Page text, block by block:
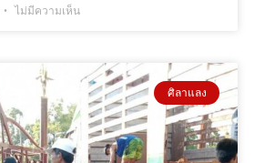
ไม่มีความเห็น
ศิลาแลง